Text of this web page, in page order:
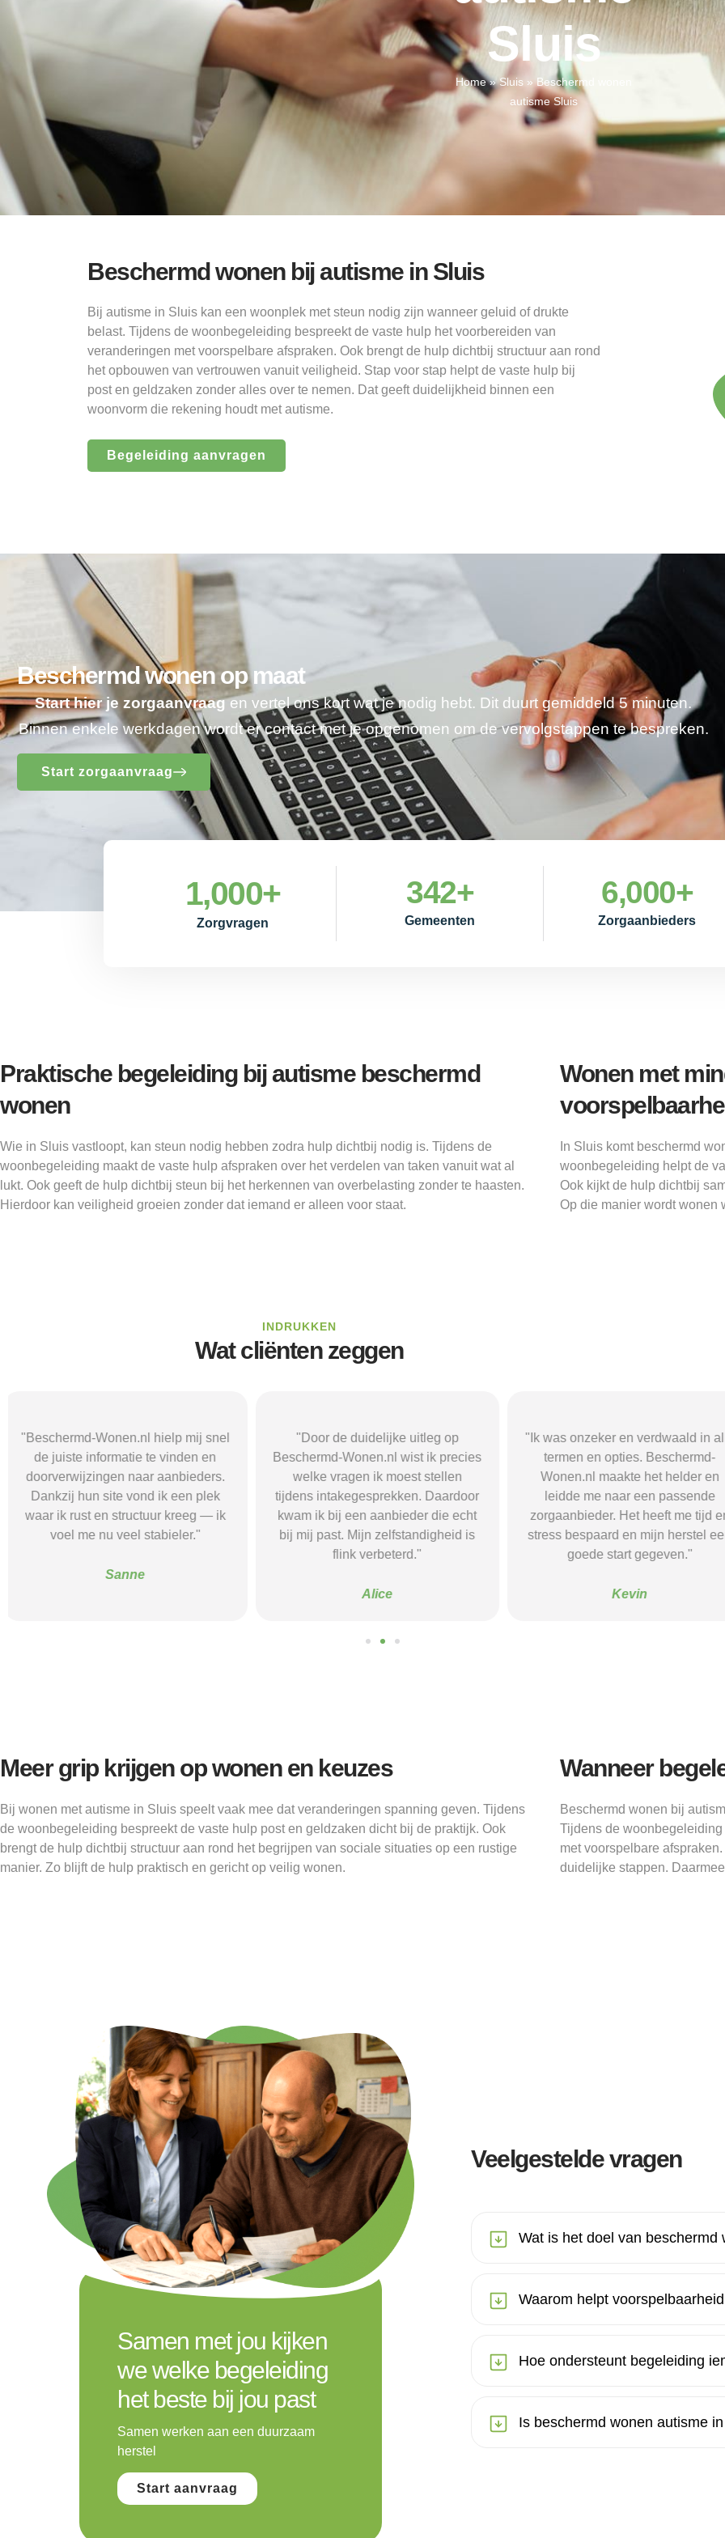
Sluis
Home»Sluis »Beschermd wonen
autisme Sluis
Beschermd wonen bij autisme in Sluis
Bij autisme in Sluis kan een woonplek met steun nodig zijn wanneer geluid of drukte
belast. Tijdens de woonbegeleiding bespreekt de vaste hulp het voorbereiden van
veranderingen met voorspelbare afspraken. Ook brengt de hulp dichtbij structuur aan rond
het opbouwen van vertrouwen vanuit veiligheid. Stap voor stap helpt de vaste hulp bij
post en geldzaken zonder alles over te nemen. Dat geeft duidelijkheid binnen een
woonvorm die rekening houdt met autisme.
Begeleiding aanvragen
Beschermd wonen op maat
Start hier je zorgaanvraagen vertel ons kort wat je nodig hebt. Dit duurt gemiddeld 5 minuten.
Binnen enkele werkdagen wordt er contact met je opgenomen om de vervolgstappen te bespreken.
Start zorgaanvraag
Zorgvragen
1,000+
Gemeenten
342+
Zorgaanbieders
6,000+
Praktische begeleiding bij autisme beschermd
wonen
Wie in Sluis vastloopt, kan steun nodig hebben zodra hulp dichtbij nodig is. Tijdens de
woonbegeleiding maakt de vaste hulp afspraken over het verdelen van taken vanuit wat al
lukt. Ook geeft de hulp dichtbij steun bij het herkennen van overbelasting zonder te haasten.
Hierdoor kan veiligheid groeien zonder dat iemand er alleen voor staat.
Wonen met
In Sluis komt beschermd
woonbegeleiding helpt de
Ook kijkt de hulp dichtbij
Op die manier wordt wonen
INDRUKKEN
Wat cliënten zeggen
"Door de duidelijke uitleg op
Beschermd-Wonen.nl wist ik precies
welke vragen ik moest stellen
tijdens intakegesprekken. Daardoor
kwam ik bij een aanbieder die echt
bij mij past. Mijn zelfstandigheid is
"Ik was onzeker en verdwaald in alle
termen en opties. Beschermd-
Wonen.nl maakte het helder en
leidde me naar een passende
zorgaanbieder. Het heeft me tijd en
stress bespaard en mijn herstel een
goede start gegeven."
Kevin
"Beschermd-Wonen.nl hielp mij
de juiste informatie te vinden en
doorverwijzingen naar
Dankzij hun site vond ik een plek
waar ik rust en structuur kreeg —
voel me nu veel stabieler."
Meer grip krijgen op wonen en keuzes
Bij wonen met autisme in Sluis speelt vaak mee dat veranderingen spanning geven. Tijdens
de woonbegeleiding bespreekt de vaste hulp post en geldzaken dicht bij de praktijk. Ook
brengt de hulp dichtbij structuur aan rond het begrijpen van sociale situaties op een rustige
manier. Zo blijft de hulp praktisch en gericht op veilig wonen.
Wanneer
Beschermd wonen bij
Tijdens de
met voorspelbare
duidelijke stappen.
Samen met jou kijken
we welke begeleiding
het beste bij jou past
Samen werken aan een duurzaam
herstel
Start aanvraag
Veelgestelde vragen
Wat is het doel van beschermd
Waarom helpt
Hoe ondersteunt begeleiding
Is beschermd wonen autisme